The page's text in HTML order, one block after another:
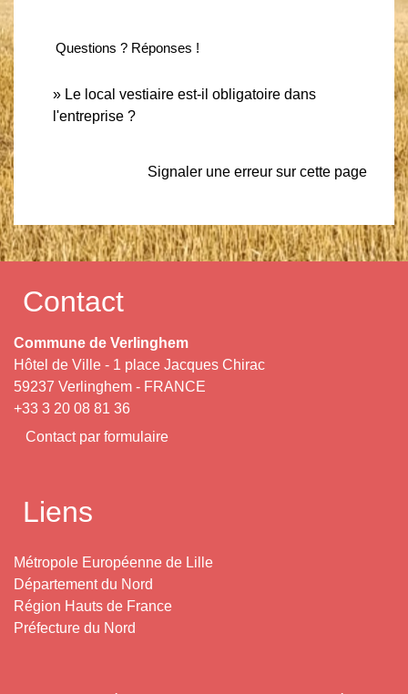
Questions ? Réponses !
Le local vestiaire est-il obligatoire dans
l'entreprise ?
Signaler une erreur sur cette page
Contact
Commune de Verlinghem
Hôtel de Ville - 1 place Jacques Chirac
59237 Verlinghem - FRANCE
+33 3 20 08 81 36
Contact par formulaire
Liens
Métropole Européenne de Lille
Département du Nord
Région Hauts de France
Préfecture du Nord